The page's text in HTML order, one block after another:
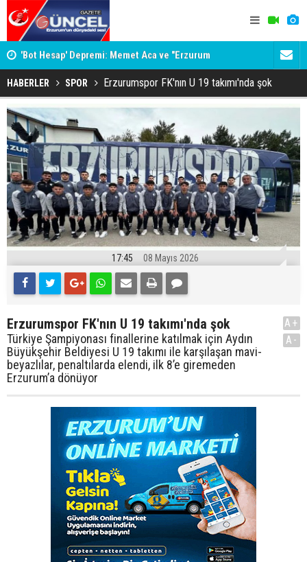
'Bot Hesap' Depremi: Memet Aca ve "Erzurum
Cumhuriyeti" İddiaları Gündemde
Bala
HABERLER SPOR Erzurumspor FK'nın U 19 takımı'nda şok
17:45 08 Mayıs 2026
Erzurumspor FK'nın U 19 takımı'nda şok
Türkiye Şampiyonası finallerine katılmak için Aydın
Büyükşehir Beldiyesi U 19 takımı ile karşılaşan mavi-
beyazlılar, penaltılarda elendi, ilk 8’e giremeden
Erzurum’a dönüyor
A+
A-